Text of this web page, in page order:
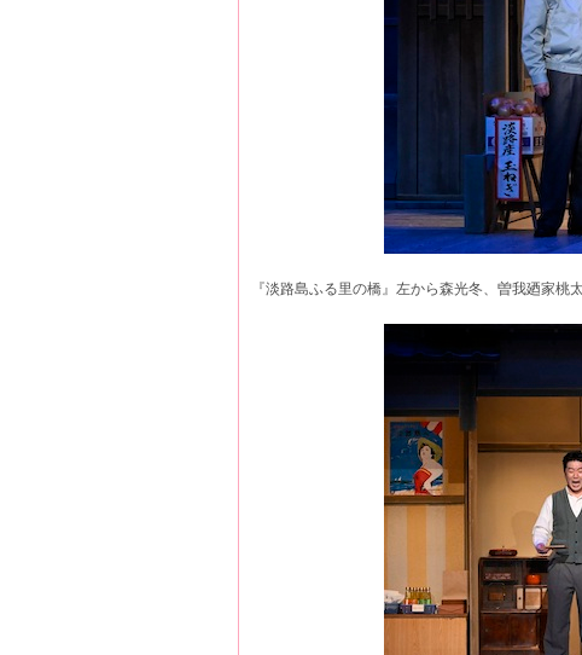
『淡路島ふる里の橋』左から森光冬、曽我廼家桃